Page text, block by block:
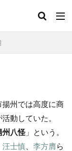
州では高度に商
動していた。
州八怪 」という。
汪士慎 李方膺ら